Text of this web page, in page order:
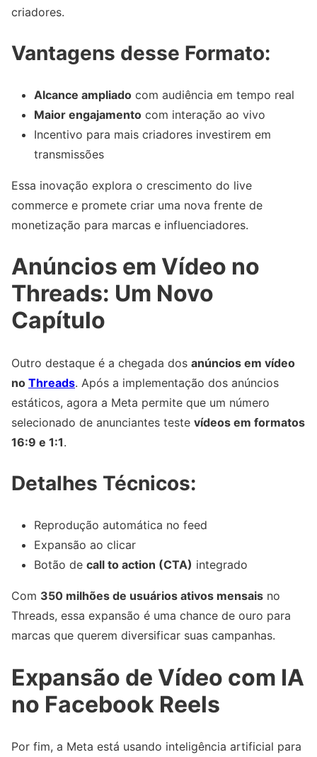
criadores.
Vantagens desse Formato:
Alcance ampliado com audiência em tempo real
Maior engajamento com interação ao vivo
Incentivo para mais criadores investirem em
transmissões
Essa inovação explora o crescimento do live
commerce e promete criar uma nova frente de
monetização para marcas e influenciadores.
Anúncios em Vídeo no
Threads: Um Novo
Capítulo
Outro destaque é a chegada dos anúncios em vídeo
no Threads. Após a implementação dos anúncios
estáticos, agora a Meta permite que um número
selecionado de anunciantes teste vídeos em formatos
16:9 e 1:1.
Detalhes Técnicos:
Reprodução automática no feed
Expansão ao clicar
Botão de call to action (CTA) integrado
Com 350 milhões de usuários ativos mensais no
Threads, essa expansão é uma chance de ouro para
marcas que querem diversificar suas campanhas.
Expansão de Vídeo com IA
no Facebook Reels
Por fim, a Meta está usando inteligência artificial para